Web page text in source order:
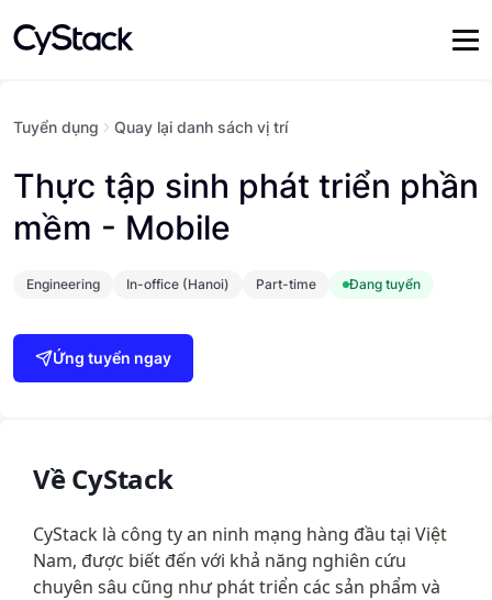
Tuyển dụng Quay lại danh sách vị trí
Thực tập sinh phát triển phần
mềm - Mobile
Engineering In-office (Hanoi) Part-time Đang tuyển
Ứng tuyển ngay
Về CyStack
CyStack là công ty an ninh mạng hàng đầu tại Việt
Nam, được biết đến với khả năng nghiên cứu
chuyên sâu cũng như phát triển các sản phẩm và